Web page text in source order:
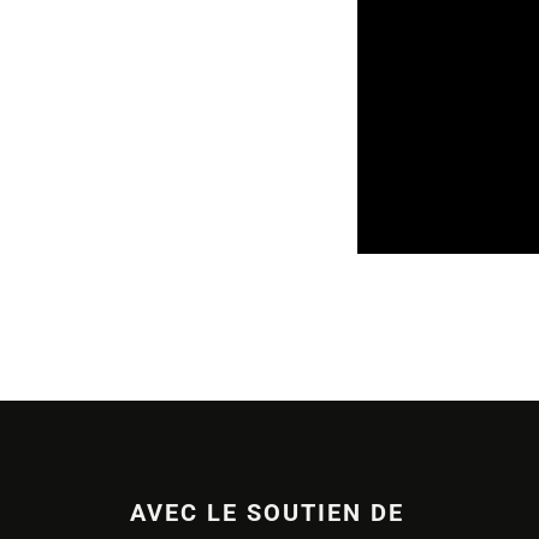
AVEC LE SOUTIEN DE